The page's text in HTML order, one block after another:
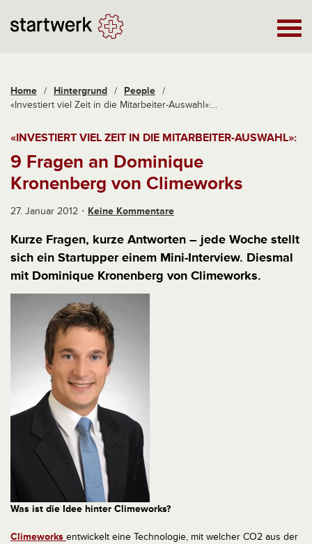
Home / Hintergrund / People /
«Investiert viel Zeit in die Mitarbeiter-Auswahl»:...
«INVESTIERT VIEL ZEIT IN DIE MITARBEITER-AUSWAHL»:
9 Fragen an Dominique
Kronenberg von Climeworks
27. Januar 2012 Keine Kommentare
Kurze Fragen, kurze Antworten – jede Woche stellt
sich ein Startupper einem Mini-Interview. Diesmal
mit Dominique Kronenberg von Climeworks.
Was ist die Idee hinter Climeworks?
Climeworks entwickelt eine Technologie, mit welcher CO2 aus der